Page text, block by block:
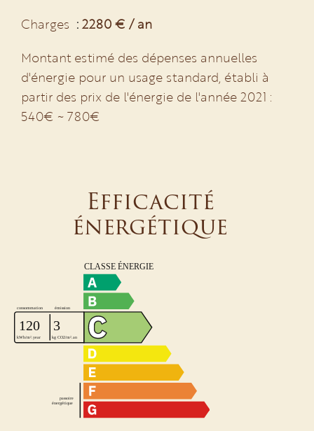
Charges
2280 € / an
Montant estimé des dépenses annuelles
d'énergie pour un usage standard, établi à
partir des prix de l'énergie de l'année 2021 :
540€ ~ 780€
Efficacité
énergétique